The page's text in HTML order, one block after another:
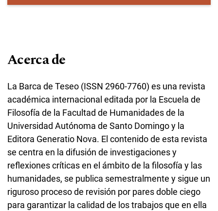
Acerca de
La Barca de Teseo (ISSN 2960-7760) es una revista
académica internacional editada por la Escuela de
Filosofía de la Facultad de Humanidades de la
Universidad Autónoma de Santo Domingo y la
Editora Generatio Nova. El contenido de esta revista
se centra en la difusión de investigaciones y
reflexiones críticas en el ámbito de la filosofía y las
humanidades, se publica semestralmente y sigue un
riguroso proceso de revisión por pares doble ciego
para garantizar la calidad de los trabajos que en ella